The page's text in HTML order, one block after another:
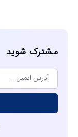
مشترک شوید